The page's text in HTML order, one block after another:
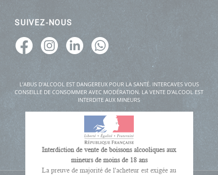
SUIVEZ-NOUS
L’ABUS D'ALCOOL EST DANGEREUX POUR LA SANTÉ. INTERCAVES VOUS
CONSEILLE DE CONSOMMER AVEC MODÉRATION. LA VENTE D'ALCOOL EST
INTERDITE AUX MINEURS
Interdiction de vente de boissons alcooliques aux
mineurs de moins de 18 ans
La preuve de majorité de l'acheteur est exigée au